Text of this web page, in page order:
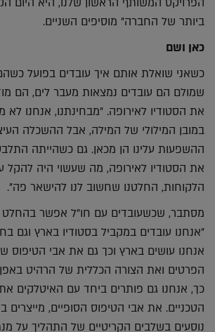
הפרויקט המשותף הראשון שלנו, היא היום
ביותר של החברה" מוסיפים השניים.
כאן ושם
כשאני שואלת אותם איך עובדים בפועל
שמולם הם עובדים נמצאות מעבר לים, הם
את הסטודיו לאירופה. "מבחינתנו, אנחנו לא
במובן המילולי של המילה, אבל ההשכלה
ההשפעות עלינו הן מכאן. גם כשהייתה
את הסטודיו לאירופה, מה שעשוי היה להקל
הלקוחות, החלטנו שחשוב לנו להישאר פה".
מסתבר, שכשעובדים עם חו"ל אפשר בהחלט
"אנחנו עובדים במקביל בסטודיו בארץ וגם
אנחנו עושים בארץ וכך גם את אבי הטיפוס
הפרטים ואת הצורה הכללית של הרהיט
כך, אנחנו גם פותרים ביחד עם האיטלקים את
הטכניים. את אבי הטיפוס הסופיים, מייצרים
נוסעים בשלבים הקריטיים של התהליך על